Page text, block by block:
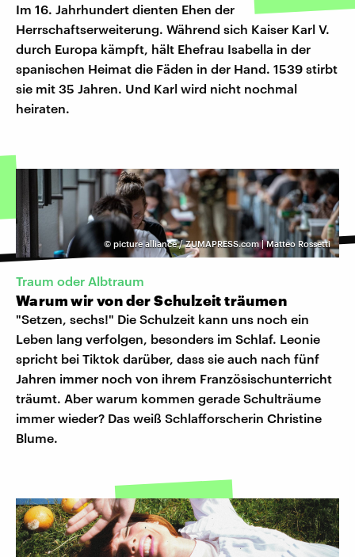
Im 16. Jahrhundert dienten Ehen der
Herrschaftserweiterung. Während sich Kaiser Karl V.
durch Europa kämpft, hält Ehefrau Isabella in der
spanischen Heimat die Fäden in der Hand. 1539 stirbt
sie mit 35 Jahren. Und Karl wird nicht nochmal
heiraten.
© picture alliance / ZUMAPRESS.com | Matteo Rossetti
Traum oder Albtraum
Warum wir von der Schulzeit träumen
"Setzen, sechs!" Die Schulzeit kann uns noch ein
Leben lang verfolgen, besonders im Schlaf. Leonie
spricht bei Tiktok darüber, dass sie auch nach fünf
Jahren immer noch von ihrem Französischunterricht
träumt. Aber warum kommen gerade Schulträume
immer wieder? Das weiß Schlafforscherin Christine
Blume.